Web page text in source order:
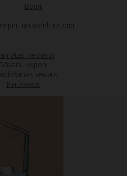
Bodiji
un kombinezoni
bērniem
Dāvanu kuponi
veikals
Par Avietė